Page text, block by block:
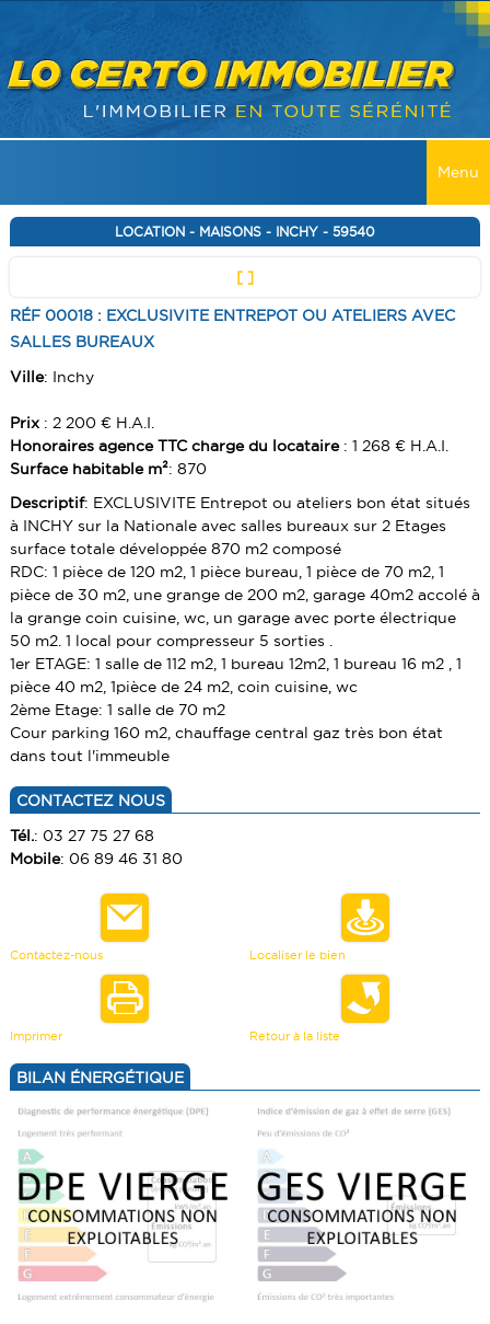
Menu
TOUTES LES VENTES
IMMEUBLES
TERRAINS
LOCATIONS
TOUTES LES LOCATIONS
APPARTEMENT
TERRAINS
RECHERCHER
SERVICES
ALERTE E-MAIL
VENDRE UN BIEN
ESTIMATION
CALCULETTE
CONTACT
LOCATION - MAISONS - INCHY - 59540
[ ]
RÉF 00018 : EXCLUSIVITE ENTREPOT OU ATELIERS AVEC
SALLES BUREAUX
Ville: Inchy
Prix: 2 200 € H.A.I.
Honoraires agence TTC charge du locataire: 1 268 € H.A.I.
Surface habitable m²: 870
Descriptif: EXCLUSIVITE Entrepot ou ateliers bon état situés
à INCHY sur la Nationale avec salles bureaux sur 2 Etages
surface totale développée 870 m2 composé
RDC: 1 pièce de 120 m2, 1 pièce bureau, 1 pièce de 70 m2, 1
pièce de 30 m2, une grange de 200 m2, garage 40m2 accolé à
la grange coin cuisine, wc, un garage avec porte électrique
50 m2. 1 local pour compresseur 5 sorties .
1er ETAGE: 1 salle de 112 m2, 1 bureau 12m2, 1 bureau 16 m2 , 1
pièce 40 m2, 1pièce de 24 m2, coin cuisine, wc
2ème Etage: 1 salle de 70 m2
Cour parking 160 m2, chauffage central gaz très bon état
dans tout l'immeuble
CONTACTEZ NOUS
Tél.: 03 27 75 27 68
Mobile: 06 89 46 31 80
Contactez-nous Localiser le bien
Imprimer Retour à la liste
BILAN ÉNERGÉTIQUE